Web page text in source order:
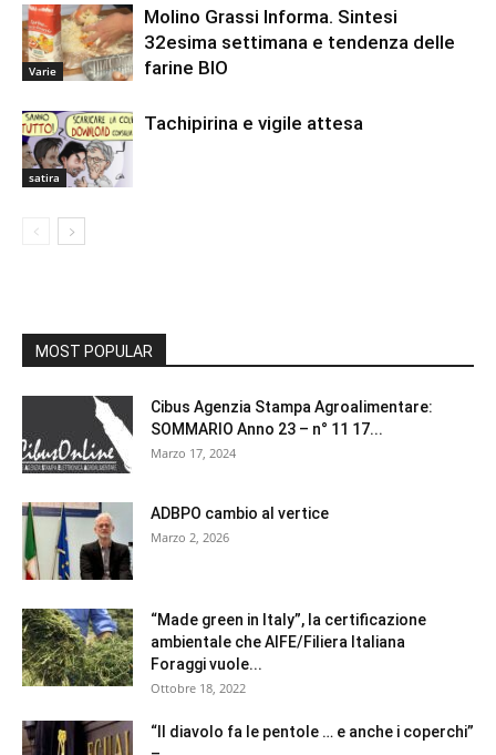
Varie
Molino Grassi Informa. Sintesi
32esima settimana e tendenza delle
farine BIO
satira
Tachipirina e vigile attesa
MOST POPULAR
Cibus Agenzia Stampa Agroalimentare:
SOMMARIO Anno 23 – n° 11 17...
Marzo 17, 2024
ADBPO cambio al vertice
Marzo 2, 2026
“Made green in Italy”, la certificazione
ambientale che AIFE/Filiera Italiana
Foraggi vuole...
Ottobre 18, 2022
“Il diavolo fa le pentole … e anche i coperchi”